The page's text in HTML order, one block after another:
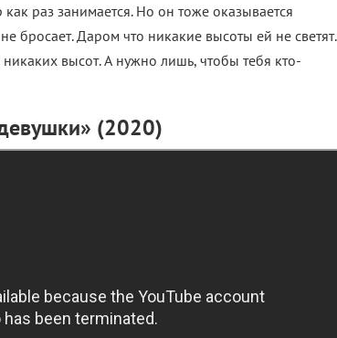
раз занимается. Но он тоже оказывается
бросает. Даром что никакие высоты ей не светят.
высот. А нужно лишь, чтобы тебя кто-
(2020)